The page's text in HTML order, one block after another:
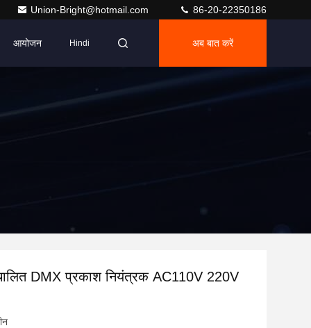
Union-Bright@hotmail.com 86-20-22350186
आयोजन Hindi अब बात करें
DMX प्रकाश नियंत्रक AC110V 220V